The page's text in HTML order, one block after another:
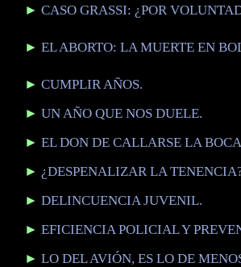
► CASO GRASSI: ¿POR
► EL ABORTO: LA MUERTE EN
► CUMPLIR AÑOS.
► UN AÑO QUE NOS DUELE.
► EL DON DE CALLARSE LA
► ¿DESPENALIZAR LA
► DELINCUENCIA JUVENIL.
► EFICIENCIA POLICIAL Y
► LO DEL AVIÓN, ES LO DE